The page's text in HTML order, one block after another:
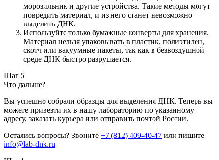
морозильник и другие устройства. Такие методы могут
повредить материал, и из него станет невозможно
выделить ДНК.
Используйте только бумажные конверты для хранения.
Материал нельзя упаковывать в пластик, полиэтилен,
скотч или вакуумные пакеты, так как в безвоздушной
среде ДНК быстро разрушается.
Шаг 5
Что дальше?
Вы успешно собрали образцы для выделения ДНК. Теперь вы
можете привезти их в нашу лабораторию по указанному
адресу, заказать курьера или отправить почтой России.
Остались вопросы? Звоните +7 (812) 409-40-47 или пишите
info@lab-dnk.ru